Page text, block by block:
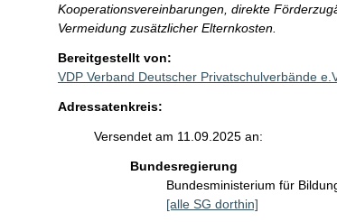
Kooperationsvereinbarungen, direkte
Vermeidung zusätzlicher Elternkosten.
Bereitgestellt von:
VDP Verband Deutscher Privatschulverbände
Adressatenkreis:
Versendet am 11.09.2025 an:
Bundesregierung
Bundesministerium für
[alle SG dorthin]